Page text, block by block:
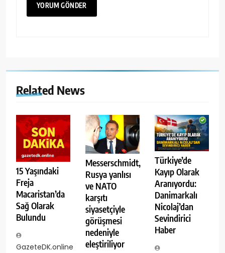
Related News
15 Yaşındaki
Freja
Macaristan’da
Sağ Olarak
Bulundu
GazeteDK.online
Messerschmidt,
Rusya yanlısı
ve NATO
karşıtı
siyasetçiyle
görüşmesi
nedeniyle
eleştiriliyor
Türkiye’de
Kayıp Olarak
Aranıyordu:
Danimarkalı
Nicolaj’dan
Sevindirici
Haber